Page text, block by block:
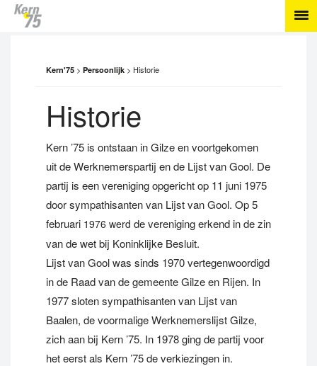
Kern'75 > Persoonlijk > Historie
Historie
Kern ’75 is ontstaan in Gilze en voortgekomen
uit de Werknemerspartij en de Lijst van Gool. De
partij is een vereniging opgericht op 11 juni 1975
door sympathisanten van Lijst van Gool. Op 5
februari 1976 werd de vereniging erkend in de zin
van de wet bij Koninklijke Besluit.
Lijst van Gool was sinds 1970 vertegenwoordigd
in de Raad van de gemeente Gilze en Rijen. In
1977 sloten sympathisanten van Lijst van
Baalen, de voormalige Werknemerslijst Gilze,
zich aan bij Kern ’75. In 1978 ging de partij voor
het eerst als Kern ’75 de verkiezingen in.